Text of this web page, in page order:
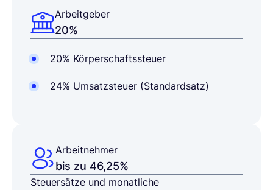
Arbeitgeber
20%
20% Körperschaftssteuer
24% Umsatzsteuer (Standardsatz)
Arbeitnehmer
bis zu 46,25%
Steuersätze und monatliche